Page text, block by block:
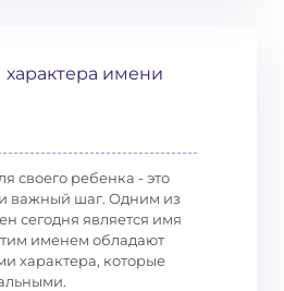
имени
своего ребенка - это
важный шаг. Одним из
сегодня является имя
именем обладают
характера, которые